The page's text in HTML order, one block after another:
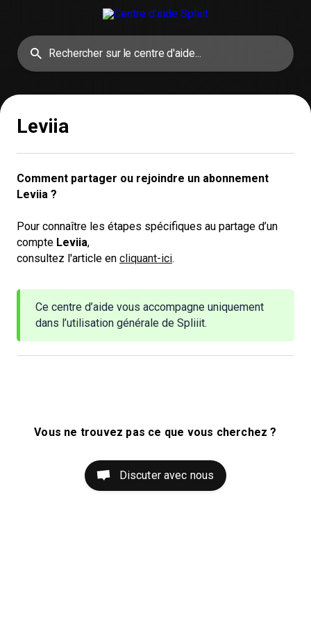
Leviia
Comment partager ou rejoindre un abonnement
Leviia ?
Pour connaître les étapes spécifiques au partage d’un
compte Leviia,
consultez l'article en cliquant-ici.
Ce centre d’aide vous accompagne uniquement
dans l’utilisation générale de Spliiit.
Vous ne trouvez pas ce que vous cherchez ?
Discuter avec nous